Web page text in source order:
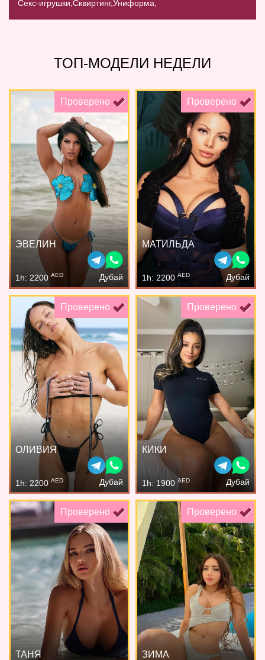
Секс-игрушки, Сквиртинг,Униформа,
ТОП-МОДЕЛИ НЕДЕЛИ
Проверено
ЭВЕЛИН
1h: 2200 AED Дубай
Проверено
МАТИЛЬДА
1h: 2200 AED Дубай
Проверено
ОЛИВИЯ
1h: 2200 AED Дубай
Проверено
КИКИ
1h: 1900 AED Дубай
Проверено
ТАНЯ
Проверено
ЗИМА